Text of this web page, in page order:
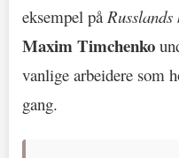
eksempel på
Maxim Timchenko
vanlige arbeidere som
gang.